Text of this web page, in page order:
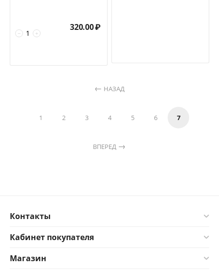
+
−
320.00₽
НАЗАД
1 2 3 4 5 6 7
ВПЕРЕД
Контакты
Кабинет покупателя
Магазин